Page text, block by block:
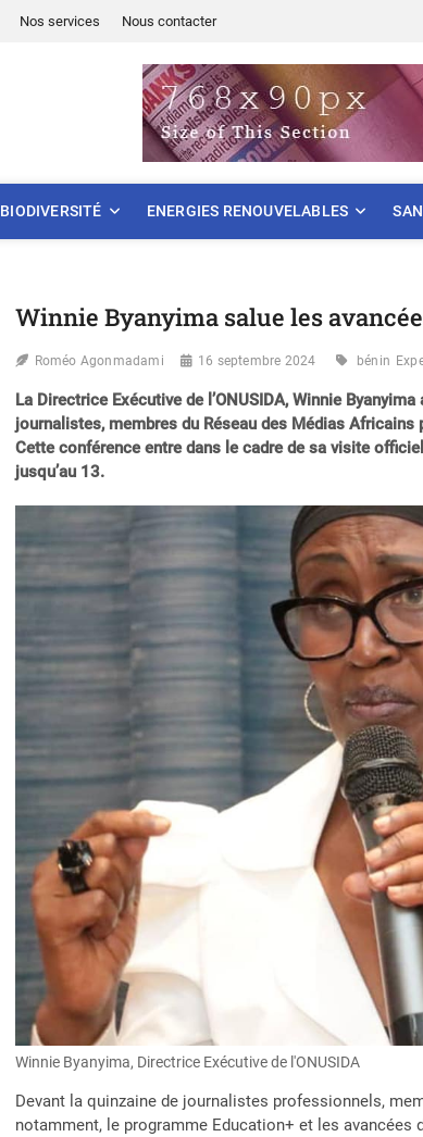
Nos services Nous contacter
BIODIVERSITÉ ENERGIES RENOUVELABLES
Winnie Byanyima salue les
Roméo Agonmadami 16 septembre 2024 bénin
La Directrice Exécutive de l’ONUSIDA, Winnie
journalistes, membres du Réseau des Médias Africains
Cette conférence entre dans le cadre de sa visite
jusqu’au 13.
Winnie Byanyima, Directrice Exécutive de l'ONUSIDA
Devant la quinzaine de journalistes professionnels,
notamment, le programme Education+ et les avancées